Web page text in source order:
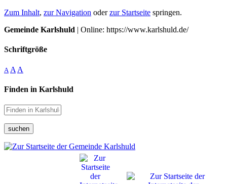
Zum Inhalt, zur Navigation oderzur Startseite springen.
Gemeinde Karlshuld | Online: https://www.karlshuld.de/
Schriftgröße
A A A
Finden in Karlshuld
suchen